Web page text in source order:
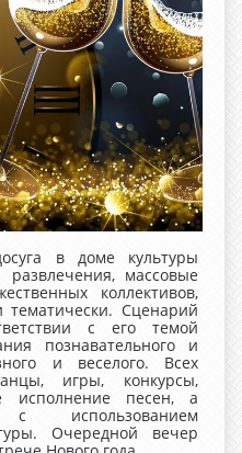
в доме культуры
массовые
коллективов,
Сценарий
с его темой
познавательного и
и веселого. Всех
игры, конкурсы,
исполнение песен, а
использованием
Очередной вечер